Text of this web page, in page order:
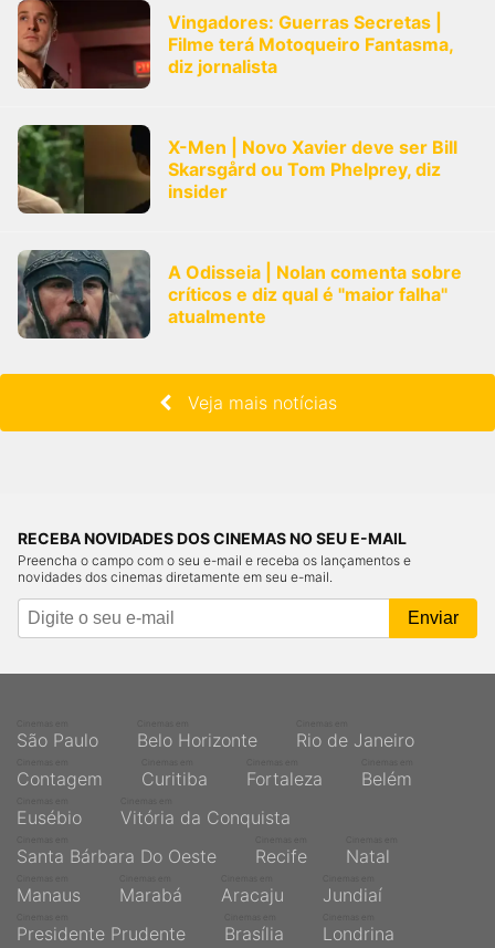
Vingadores: Guerras Secretas |
Filme terá Motoqueiro Fantasma,
diz jornalista
X-Men | Novo Xavier deve ser Bill
Skarsgård ou Tom Phelprey, diz
insider
A Odisseia | Nolan comenta sobre
críticos e diz qual é "maior falha"
atualmente
Veja mais notícias
RECEBA NOVIDADES DOS CINEMAS NO SEU E-MAIL
Preencha o campo com o seu e-mail e receba os lançamentos e
novidades dos cinemas diretamente em seu e-mail.
São Paulo Belo Horizonte Rio de Janeiro
Contagem Curitiba Fortaleza Belém
Eusébio Vitória da Conquista
Santa Bárbara Do Oeste Recife Natal
Manaus Marabá Aracaju Jundiaí
Presidente Prudente Brasília Londrina